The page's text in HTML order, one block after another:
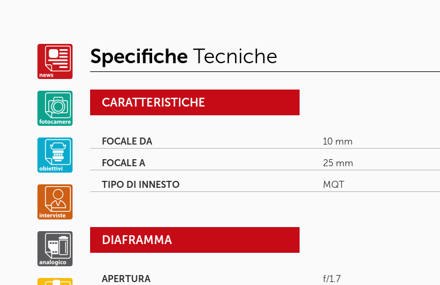
Specifiche Tecniche
CARATTERISTICHE
FOCALE DA
10 mm
FOCALE A
25 mm
TIPO DI INNESTO
MQT
DIAFRAMMA
APERTURA
f/1.7